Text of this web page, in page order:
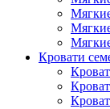
Кровати